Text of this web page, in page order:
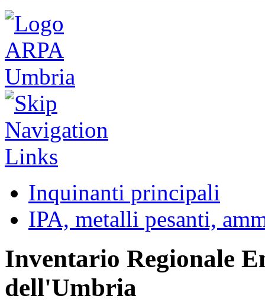
Inquinanti principali
IPA, metalli pesanti,
Inventario Regionale
dell'Umbria